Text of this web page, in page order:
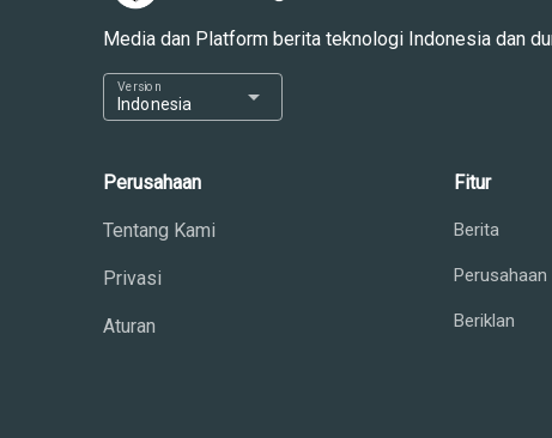
Media dan Platform berita teknologi Indonesia dan
Indonesia
Version arrow_drop_down
Perusahaan
Tentang Kami
Privasi
Aturan
Fitur
Berita
Perusahaan
Beriklan